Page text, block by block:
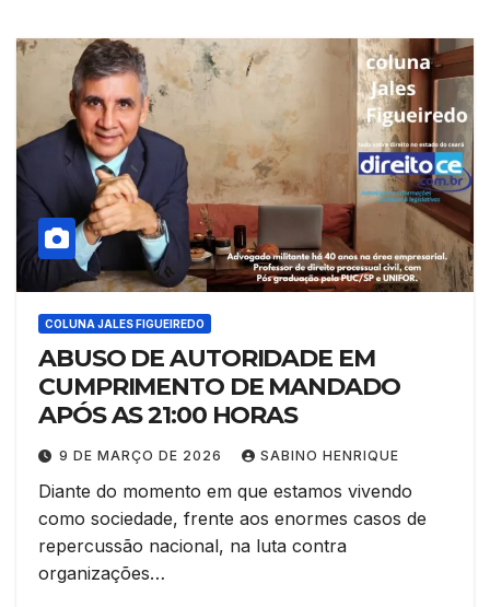
COLUNA JALES FIGUEIREDO
ABUSO DE AUTORIDADE EM
CUMPRIMENTO DE MANDADO
APÓS AS 21:00 HORAS
9 DE MARÇO DE 2026 SABINO HENRIQUE
Diante do momento em que estamos vivendo
como sociedade, frente aos enormes casos de
repercussão nacional, na luta contra
organizações…